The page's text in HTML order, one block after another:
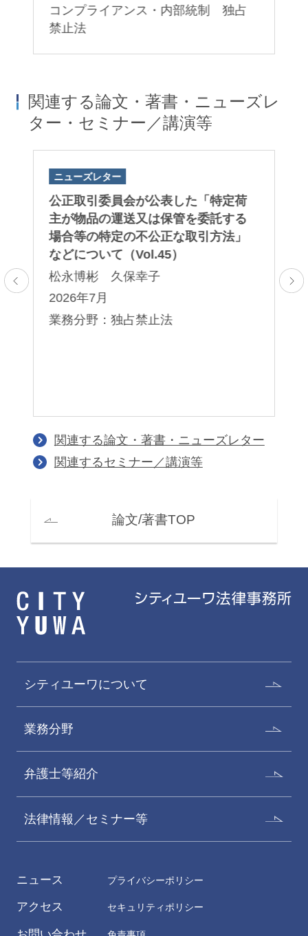
コンプライアンス・内部統制 独占
禁止法
関連する論文・著書・ニューズレ
ター・セミナー／講演等
ニューズレター
公正取引委員会が公表した「⁠特定荷
主が物品の運送又は保管を委託する
場合等の特定の不公正な取引方法⁠」
などについて（Vol.45）
松永博彬 久保幸子
2026年7月
業務分野：独占禁止法
関連する論文・著書・ニューズレター
関連するセミナー／講演等
論文/著書TOP
シティユーワについて
業務分野
弁護士等紹介
法律情報／セミナー等
ニュース
アクセス
プライバシーポリシー
セキュリティポリシー